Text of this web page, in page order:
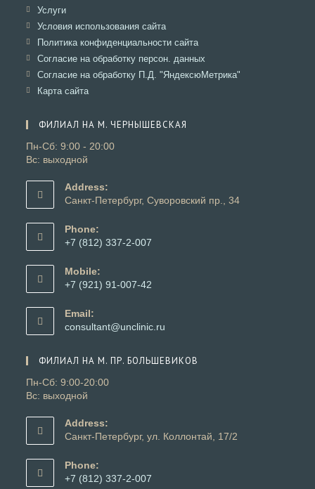
вкладке
УслугиОткроется
в
вкладке
Условия использования сайтаОткроется
в
вкладке
Политика конфиденциальности сайтаОткроется
в
вкладке
Согласие на обработку персон. данных
в
новой
Согласие на обработку П.Д. "ЯндексюМетрика"
Карта сайтаОткроется
вкладке
ФИЛИАЛ НА М. ЧЕРНЫШЕВСКАЯ
Пн-Сб: 9:00 - 20:00
Вс: выходной
Address:
Санкт-Петербург, Суворовский пр., 34
Phone:
+7 (812) 337-2-007
в
вашем
приложении
Mobile:
+7 (921) 91-007-42
в
вашем
Email:
consultant@unclinic.ru
приложении
ФИЛИАЛ НА М. ПР. БОЛЬШЕВИКОВ
Пн-Сб: 9:00-20:00
Вс: выходной
Address:
Санкт-Петербург, ул. Коллонтай, 17/2
Phone:
+7 (812) 337-2-007